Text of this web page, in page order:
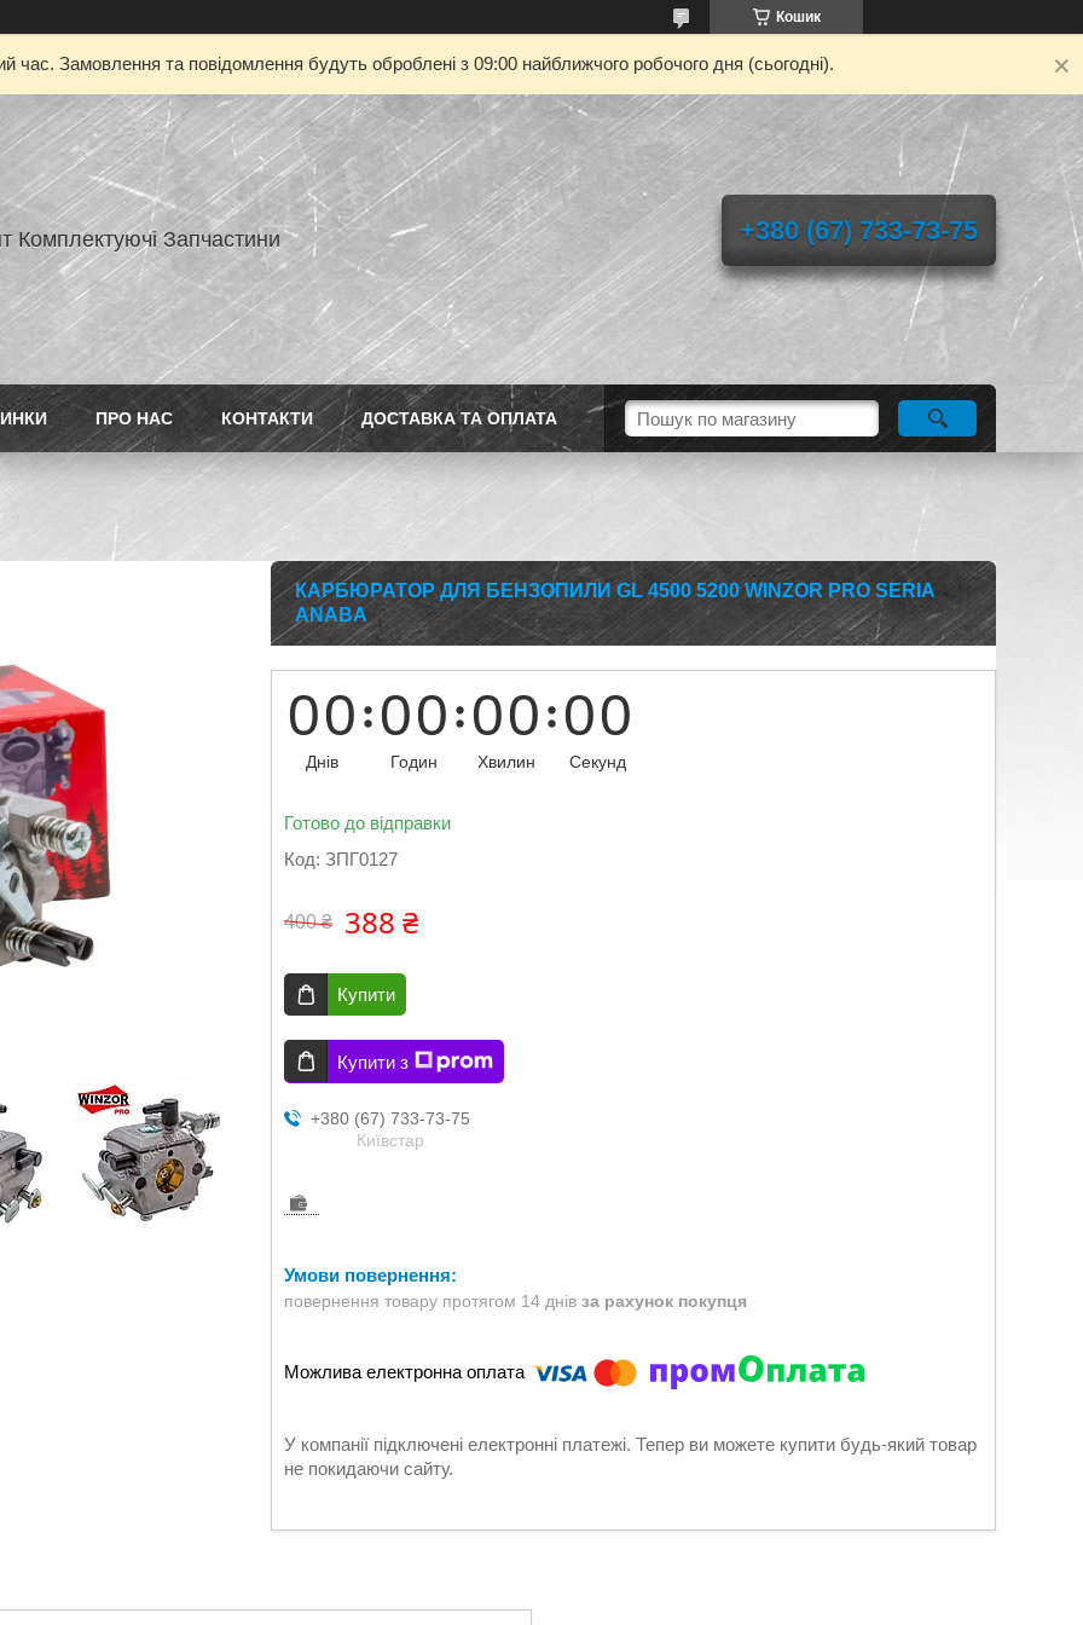
Кошик
час. Замовлення та повідомлення будуть оброблені з 09:00 найближчого робочого дня (сьогодні).
Комплектуючі Запчастини +380 (67) 733-73-75
ПРО НАС КОНТАКТИ ДОСТАВКА ТА ОПЛАТА
КАРБЮРАТОР ДЛЯ БЕНЗОПИЛИ GL 4500 5200 WINZOR PRO SERIA
ANABA
00
Днів
00
Годин
00
Хвилин
00
Секунд
Готово до відправки
Код: ЗПГ0127
400 ₴ 388 ₴
Купити
Купити з
+380 (67) 733-73-75
Київстар
повернення товару протягом 14 днів за рахунок покупця
У компанії підключені електронні платежі. Тепер ви можете купити будь-який товар
не покидаючи сайту.